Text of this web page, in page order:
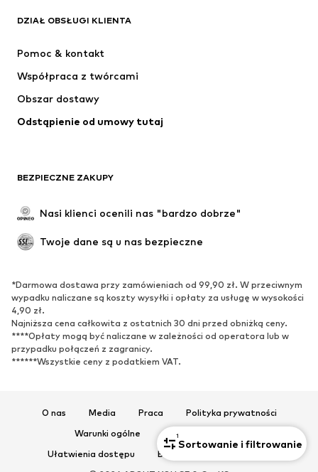
1
Sortowanie i filtrowanie
Next
ADIDAS PERFORMANCE
DZIAŁ OBSŁUGI KLIENTA
Pomoc & kontakt
Współpraca z twórcami
Obszar dostawy
Odstąpienie od umowy tutaj
BEZPIECZNE ZAKUPY
Nasi klienci ocenili nas "bardzo dobrze"
Twoje dane są u nas bezpieczne
*Darmowa dostawa przy zamówieniach od 99,90 zł. W przeciwnym
wypadku naliczane są koszty wysyłki i opłaty za usługę w wysokości
4,90 zł.
Najniższa cena całkowita z ostatnich 30 dni przed obniżką ceny.
****Opłaty mogą być naliczane w zależności od operatora lub w
przypadku połączeń z zagranicy.
******Wszystkie ceny z podatkiem VAT.
O nas Media Praca
Polityka prywatności
Warunki ogólne
Informacje prawne
Ułatwienia dostępu
Bezpieczeństwo produktu